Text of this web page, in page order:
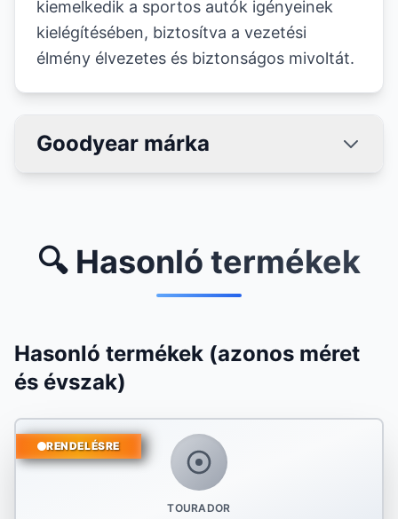
kiemelkedik a sportos autók igényeinek
kielégítésében, biztosítva a vezetési
élmény élvezetes és biztonságos mivoltát.
Goodyear márka
🔍 Hasonló termékek
Hasonló termékek (azonos méret
és évszak)
TOURADOR
RENDELÉSRE